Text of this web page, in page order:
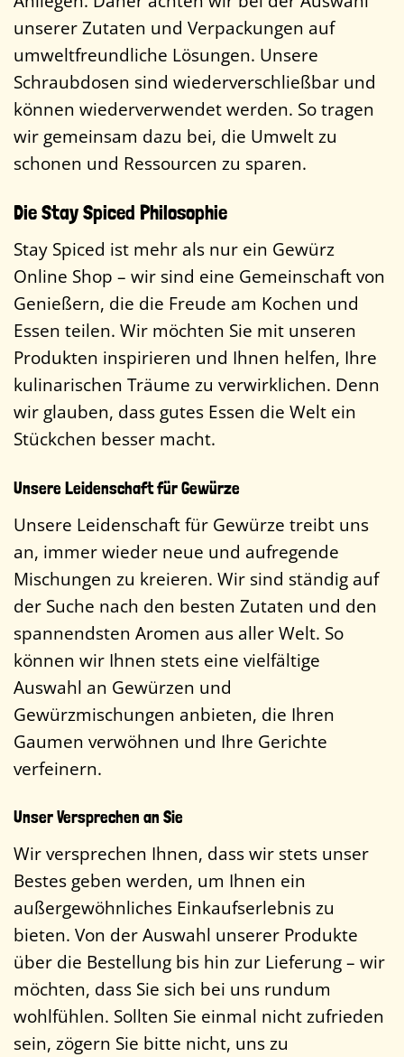
unserer Zutaten und Verpackungen auf
umweltfreundliche Lösungen. Unsere
Schraubdosen sind wiederverschließbar und
können wiederverwendet werden. So tragen
wir gemeinsam dazu bei, die Umwelt zu
schonen und Ressourcen zu sparen.
Die Stay Spiced Philosophie
Stay Spiced ist mehr als nur ein Gewürz
Online Shop – wir sind eine Gemeinschaft von
Genießern, die die Freude am Kochen und
Essen teilen. Wir möchten Sie mit unseren
Produkten inspirieren und Ihnen helfen, Ihre
kulinarischen Träume zu verwirklichen. Denn
wir glauben, dass gutes Essen die Welt ein
Stückchen besser macht.
Unsere Leidenschaft für Gewürze
Unsere Leidenschaft für Gewürze treibt uns
an, immer wieder neue und aufregende
Mischungen zu kreieren. Wir sind ständig auf
der Suche nach den besten Zutaten und den
spannendsten Aromen aus aller Welt. So
können wir Ihnen stets eine vielfältige
Auswahl an Gewürzen und
Gewürzmischungen anbieten, die Ihren
Gaumen verwöhnen und Ihre Gerichte
verfeinern.
Unser Versprechen an Sie
Wir versprechen Ihnen, dass wir stets unser
Bestes geben werden, um Ihnen ein
außergewöhnliches Einkaufserlebnis zu
bieten. Von der Auswahl unserer Produkte
über die Bestellung bis hin zur Lieferung – wir
möchten, dass Sie sich bei uns rundum
wohlfühlen. Sollten Sie einmal nicht zufrieden
sein, zögern Sie bitte nicht, uns zu